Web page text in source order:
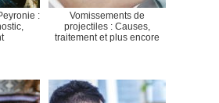
:
Vomissements de
projectiles : Causes,
traitement et plus encore